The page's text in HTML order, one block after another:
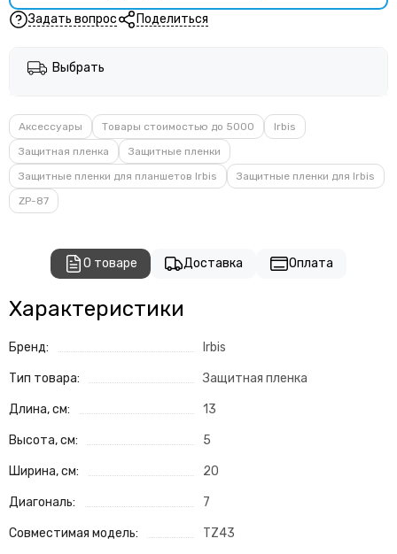
Задать вопрос Поделиться
Выбрать
Аксессуары Товары стоимостью до 5000
Irbis
Защитная пленка
Защитные пленки
Защитные пленки для планшетов Irbis
Защитные пленки для Irbis
ZP-87
О товаре Доставка Оплата
Характеристики
Бренд: Irbis
Тип товара: Защитная пленка
Длина, см: 13
Высота, см: 5
Ширина, см: 20
Диагональ: 7
Совместимая модель: TZ43